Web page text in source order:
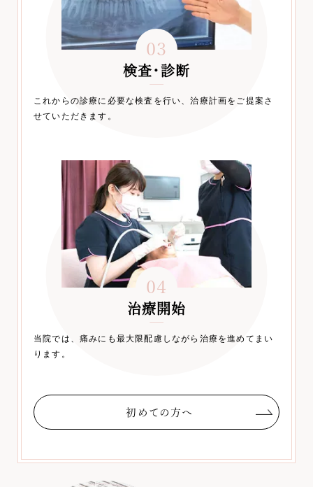
03
検査・診断
これからの診療に必要な検査を行い、治療計画をご提案さ
せていただきます。
04
治療開始
当院では、痛みにも最大限配慮しながら治療を進めてまい
ります。
初めての方へ